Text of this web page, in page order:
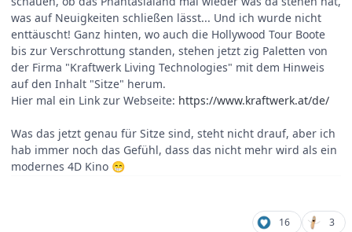
was auf Neuigkeiten schließen lässt... Und ich wurde nicht
enttäuscht! Ganz hinten, wo auch die Hollywood Tour Boote
bis zur Verschrottung standen, stehen jetzt zig Paletten von
der Firma "Kraftwerk Living Technologies" mit dem Hinweis
auf den Inhalt "Sitze" herum.
Hier mal ein Link zur Webseite: https://www.kraftwerk.at/de/
Was das jetzt genau für Sitze sind, steht nicht drauf, aber ich
hab immer noch das Gefühl, dass das nicht mehr wird als ein
modernes 4D Kino 😁
16 3